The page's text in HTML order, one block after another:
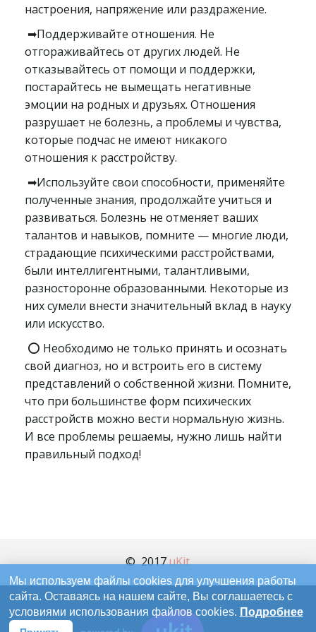
Мы используем файлы cookies для улучшения работы
сайта. Оставаясь на нашем сайте, Вы соглашаетесь с
условиями использования файлов cookies. Подробнее
настроения, напряжение или раздражение.
➡Поддерживайте отношения. Не
отгораживайтесь от других людей. Не
отказывайтесь от помощи и поддержки,
постарайтесь не вымещать негативные
эмоции на родных и друзьях. Отношения
разрушает не болезнь, а проблемы и чувства,
которые подчас не имеют никакого
отношения к расстройству.
➡Используйте свои способности, применяйте
полученные знания, продолжайте учиться и
развиваться. Болезнь не отменяет ваших
талантов и навыков, помните — многие люди,
страдающие психическими расстройствами,
были интеллигентными, талантливыми,
разносторонне образованными. Некоторые из
них сумели внести значительный вклад в науку
или искусство.
⭕ Необходимо не только принять и осознать
свой диагноз, но и встроить его в систему
представлений о собственной жизни. Помните,
что при большинстве форм психических
расстройств можно вести нормальную жизнь.
И все проблемы решаемы, нужно лишь найти
правильный подход!
©  2017 uKit